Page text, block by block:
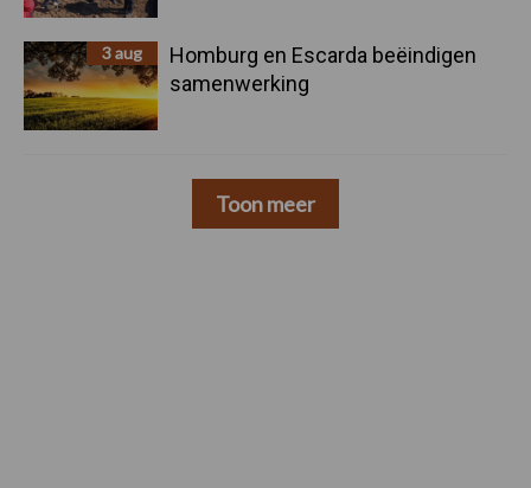
3 aug
Homburg en Escarda beëindigen
samenwerking
Toon meer